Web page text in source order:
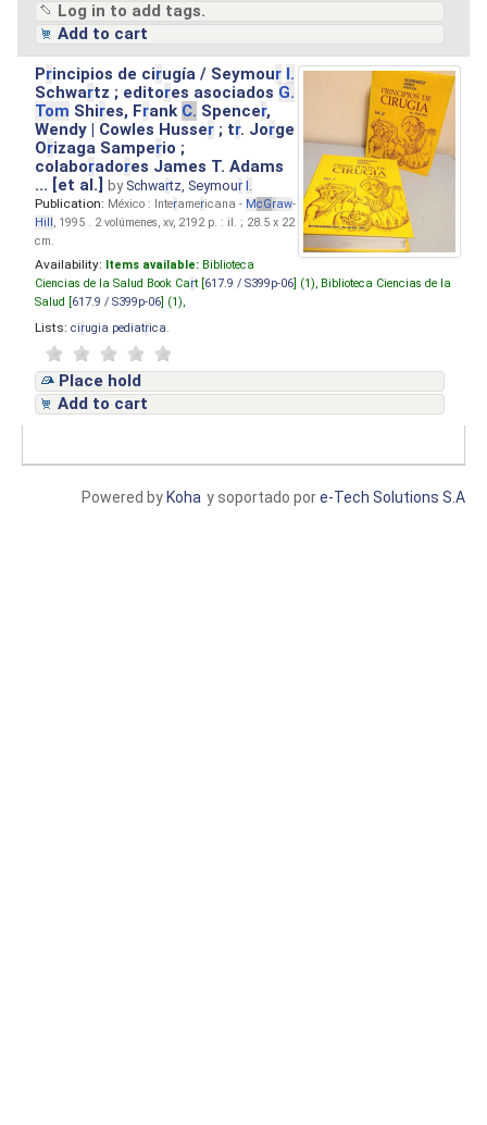
Log in to add tags.
Add to cart
Principios de cirugía / Seymour I.
Schwartz ; editores asociados G.
Tom Shires, Frank C. Spencer,
Wendy | Cowles Husser ; tr. Jorge
Orizaga Samperio ;
colaboradores James T. Adams
... [et al.]by Schwartz, Seymour I.
Publication: México : Interamericana - McGraw-
Hill, 1995 . 2 volúmenes, xv, 2192 p. : il. ; 28.5 x 22
cm.
Availability: Items available: Biblioteca
Ciencias de la Salud Book Cart [ 617.9 / S399p-06 ] (1), Biblioteca Ciencias de la
Salud [ 617.9 / S399p-06 ] (1),
Lists: cirugia pediatrica
Place hold
Add to cart
y soportado pore-Tech Solutions S.A
Powered by Koha